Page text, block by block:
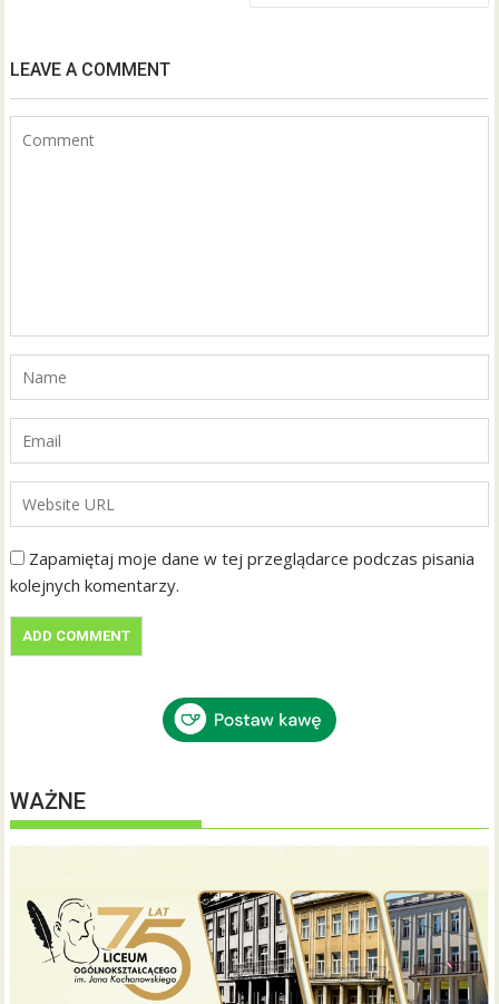
LEAVE A COMMENT
Zapamiętaj moje dane w tej przeglądarce podczas pisania
kolejnych komentarzy.
WAŻNE